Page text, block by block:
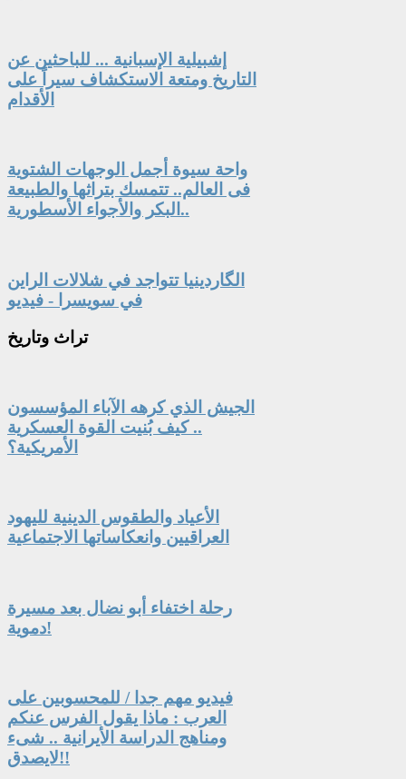
إشبيلية الإسبانية ... للباحثين عن
التاريخ ومتعة الاستكشاف سيراً على
الأقدام
واحة سيوة أجمل الوجهات الشتوية
فى العالم.. تتمسك بتراثها والطبيعة
البكر والأجواء الأسطورية..
الگاردينيا تتواجد في شلالات الراين
في سويسرا - فيديو
تراث وتاريخ
الجيش الذي كرهه الآباء المؤسسون
.. كيف بُنيت القوة العسكرية
الأمريكية؟
الأعياد والطقوس الدينية لليهود
العراقيين وانعكاساتها الاجتماعية
رحلة اختفاء أبو نضال بعد مسيرة
دموية!
فيديو مهم جدا / للمحسوبين على
العرب : ماذا يقول الفرس عنكم
ومناهج الدراسة الأيرانية .. شىء
لايصدق!!